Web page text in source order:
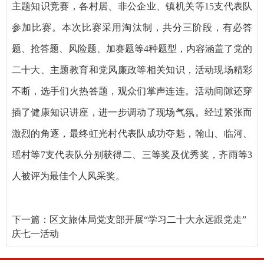
主题知识竞赛，各村居、非公企业、镇机关等15支代表队
参加比赛。本次比赛采用淘汰制，共分三阶段，有必答
题、抢答题、风险题、加赛题等4种题型，内容涵盖了党的
二十大、主题教育和党风廉政等相关知识，活动现场精彩
不断，选手们火热答题，观众们掌声连连。活动间隙还穿
插了健康知识讲座，进一步调动了现场气氛。经过紧张而
激烈的角逐，最终虹光村代表队成功夺魁，翰山、临河、
瑶村等7支代表队分别获得二、三等奖及优秀奖，齐雨等3
人被评为最佳个人风采奖。
下一篇： 区文旅体局党支部开展“学习二十大永远跟党走”
庆七一活动